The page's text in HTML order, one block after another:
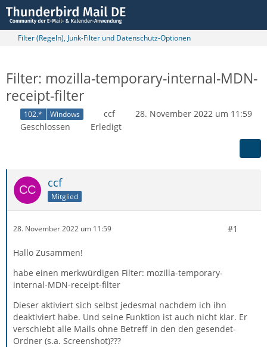
Filter (Regeln), Junk-Filter und Datenschutz-Optionen
Filter: mozilla-temporary-internal-MDN-
receipt-filter
102.* Windows ccf
28. November 2022 um 11:59
Geschlossen
Erledigt
ccf
Mitglied
28. November 2022 um 11:59 #1
Hallo Zusammen!
habe einen merkwürdigen Filter: mozilla-temporary-
internal-MDN-receipt-filter
Dieser aktiviert sich selbst jedesmal nachdem ich ihn
deaktiviert habe. Und seine Funktion ist auch nicht klar. Er
verschiebt alle Mails ohne Betreff in den den gesendet-
Ordner (s.a. Screenshot)???